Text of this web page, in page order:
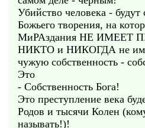
Убийство человека - будут
Божьего творения, на
МиРАздания НЕ ИМЕЕТ
НИКТО и НИКОГДА не
чужую собственность -
Это
- Собственность Бога!
Это преступление века
Родов и тысячи Колен
называть!)!